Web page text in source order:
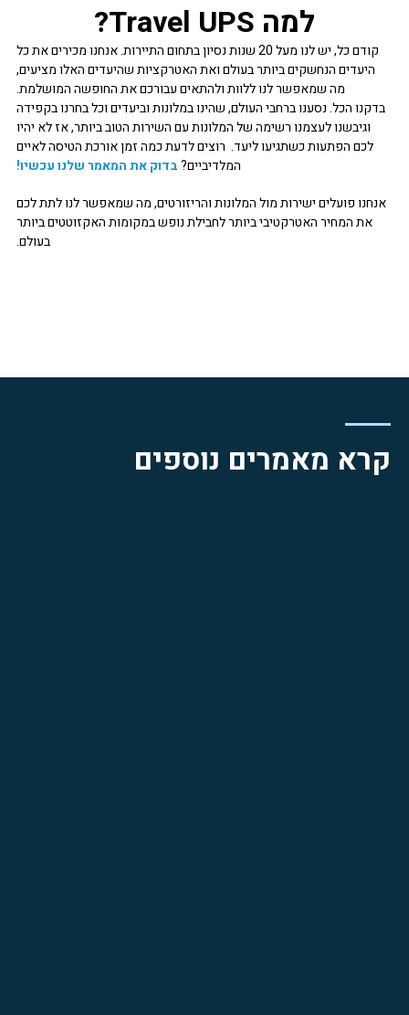
למה Travel UPS?
קודם כל, יש לנו מעל 20 שנות נסיון בתחום התיירות. אנחנו מכירים את כל
היעדים הנחשקים ביותר בעולם ואת האטרקציות שהיעדים האלו מציעים,
מה שמאפשר לנו ללוות ולהתאים עבורכם את החופשה המושלמת.
בדקנו הכל. נסענו ברחבי העולם, שהינו במלונות וביעדים וכל בחרנו בקפידה
וגיבשנו לעצמנו רשימה של המלונות עם השירות הטוב ביותר, אז לא יהיו
לכם הפתעות כשתגיעו ליעד. רוצים לדעת כמה זמן אורכת הטיסה לאיים
המלדיביים?בדוק את המאמר שלנו עכשיו!
אנחנו פועלים ישירות מול המלונות והריזורטים, מה שמאפשר לנו לתת לכם
את המחיר האטרקטיבי ביותר לחבילת נופש במקומות האקזוטטים ביותר
בעולם.
קרא מאמרים נוספים